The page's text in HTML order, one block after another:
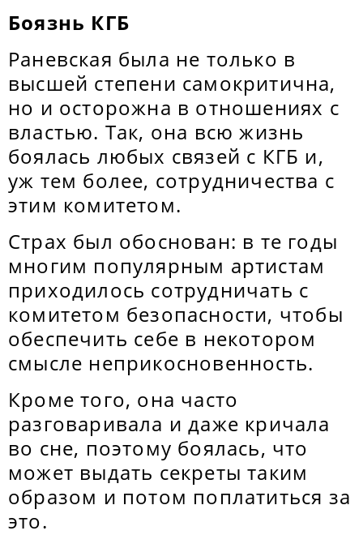
Боязнь КГБ
Раневская была не только в
высшей степени самокритична,
но и осторожна в отношениях с
властью. Так, она всю жизнь
боялась любых связей с КГБ и,
уж тем более, сотрудничества с
этим комитетом.
Страх был обоснован: в те годы
многим популярным артистам
приходилось сотрудничать с
комитетом безопасности, чтобы
обеспечить себе в некотором
смысле неприкосновенность.
Кроме того, она часто
разговаривала и даже кричала
во сне, поэтому боялась, что
может выдать секреты таким
образом и потом поплатиться за
это.